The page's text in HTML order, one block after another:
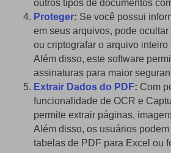
outros tipos de documentos
Proteger: Se você possui
em seus arquivos, pode
ou criptografar o arquivo
Além disso, este software
assinaturas para maior
Extrair Dados do PDF: Com
funcionalidade de OCR e
permite extrair páginas,
Além disso, os usuários
tabelas de PDF para Excel ou